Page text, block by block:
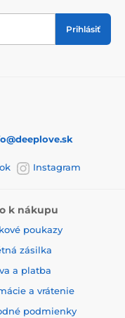
Prihlásiť
Instagram
k nákupu
poukazy
zásilka
a platba
a vrátenie
podmienky